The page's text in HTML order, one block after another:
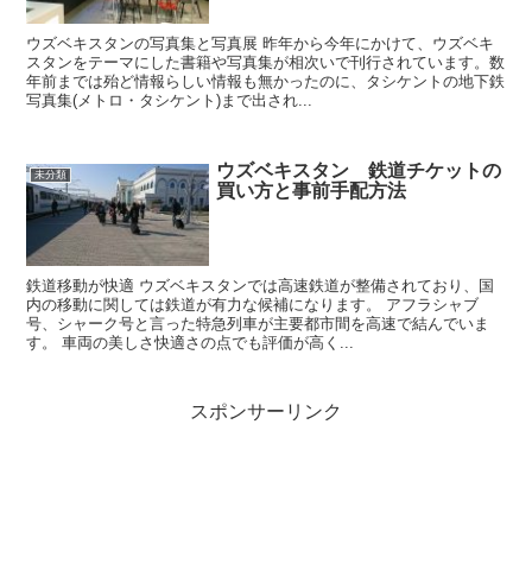
ウズベキスタンの写真集と写真展 昨年から今年にかけて、ウズベキ
スタンをテーマにした書籍や写真集が相次いで刊行されています。数
年前までは殆ど情報らしい情報も無かったのに、タシケントの地下鉄
写真集(メトロ・タシケント)まで出され...
未分類
ウズベキスタン 鉄道チケットの
買い方と事前手配方法
鉄道移動が快適 ウズベキスタンでは高速鉄道が整備されており、国
内の移動に関しては鉄道が有力な候補になります。 アフラシャブ
号、シャーク号と言った特急列車が主要都市間を高速で結んでいま
す。 車両の美しさ快適さの点でも評価が高く...
スポンサーリンク